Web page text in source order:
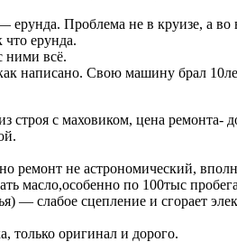
Проблема не в круизе, а
что ерунда.
ними всё.
написано. Свою машину брал
строя с маховиком, цена ремонта-
ремонт не астрономический,
масло,особенно по 100тыс
— слабое сцепление и сгорает
только оригинал и дорого.